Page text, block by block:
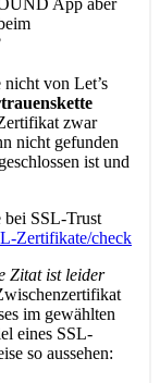
App aber
von Let’s
zwar
nicht gefunden
ist und
bei SSL-Trust
Zertifikate/check
Zitat ist leider
im gewählten
eines SSL-
so aussehen: